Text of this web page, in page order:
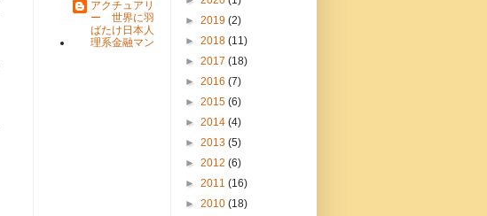
アクチュアリ
ー 世界に羽
ばたけ日本人
理系金融マン
► 2019 (2)
► 2018 (11)
► 2017 (18)
► 2016 (7)
► 2015 (6)
► 2014 (4)
► 2013 (5)
► 2012 (6)
► 2011 (16)
► 2010 (18)